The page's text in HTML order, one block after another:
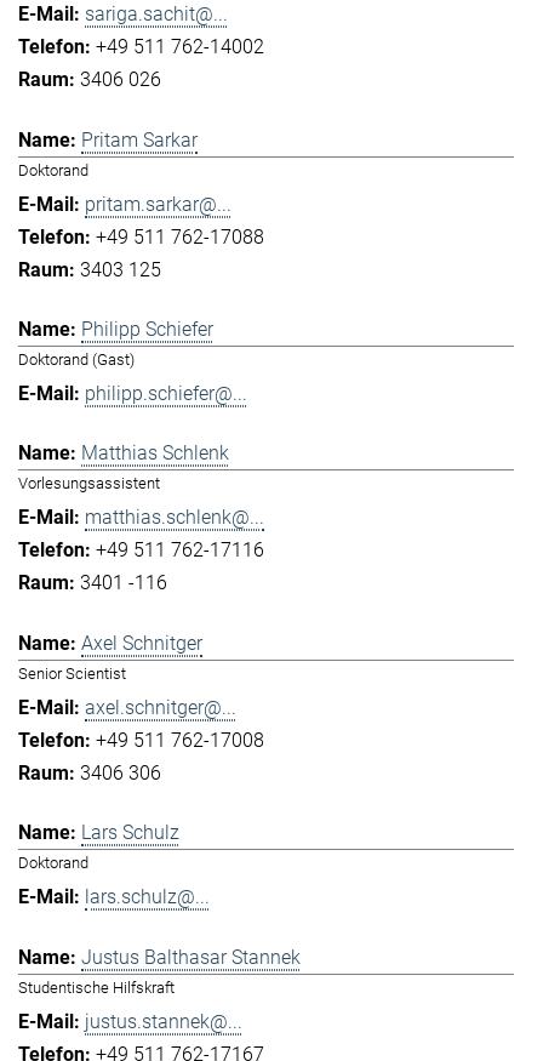
sariga.sachit@...
+49 511 762-14002
3406 026
Pritam Sarkar
Doktorand
pritam.sarkar@...
+49 511 762-17088
3403 125
Philipp Schiefer
Doktorand (Gast)
philipp.schiefer@...
Matthias Schlenk
Vorlesungsassistent
matthias.schlenk@...
+49 511 762-17116
3401 -116
Axel Schnitger
Senior Scientist
axel.schnitger@...
+49 511 762-17008
3406 306
Lars Schulz
Doktorand
lars.schulz@...
Justus Balthasar Stannek
Studentische Hilfskraft
justus.stannek@...
+49 511 762-17167